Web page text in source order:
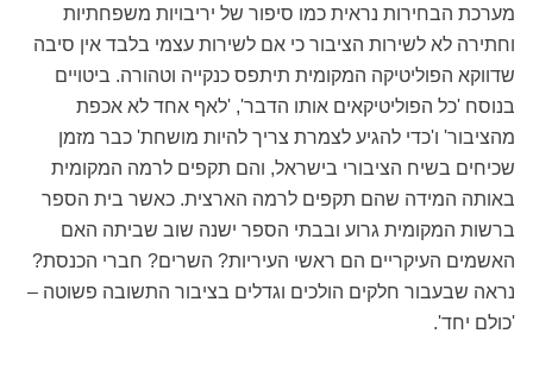
מערכת הבחירות נראית כמו סיפור של יריבויות משפחתיות
וחתירה לא לשירות הציבור כי אם לשירות עצמי בלבד אין סיבה
שדווקא הפוליטיקה המקומית תיתפס כנקייה וטהורה. ביטויים
בנוסח 'כל הפוליטיקאים אותו הדבר', 'לאף אחד לא אכפת
מהציבור' ו'כדי להגיע לצמרת צריך להיות מושחת' כבר מזמן
שכיחים בשיח הציבורי בישראל, והם תקפים לרמה המקומית
באותה המידה שהם תקפים לרמה הארצית. כאשר בית הספר
ברשות המקומית גרוע ובבתי הספר ישנה שוב שביתה האם
האשמים העיקריים הם ראשי העיריות? השרים? חברי הכנסת?
נראה שבעבור חלקים הולכים וגדלים בציבור התשובה פשוטה –
'כולם יחד'.